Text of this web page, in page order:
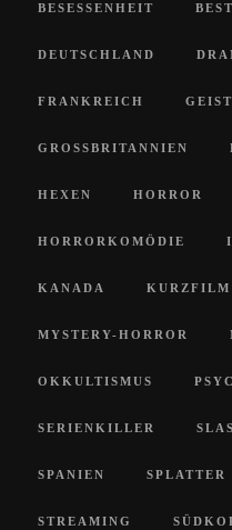
BESESSENHEIT
DEUTSCHLAND
FRANKREICH
GROSSBRITANNIEN
HEXEN HORROR
HORRORKOMÖDIE
KANADA KURZFILM
MYSTERY-HORROR
OKKULTISMUS
SERIENKILLER
SPANIEN SPLATTER
STREAMING